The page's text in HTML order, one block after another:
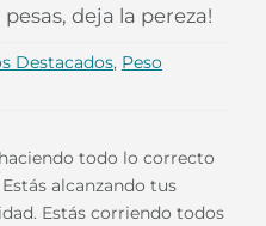
deja la pereza!
Destacados, Peso
todo lo correcto
alcanzando tus
Estás corriendo todos